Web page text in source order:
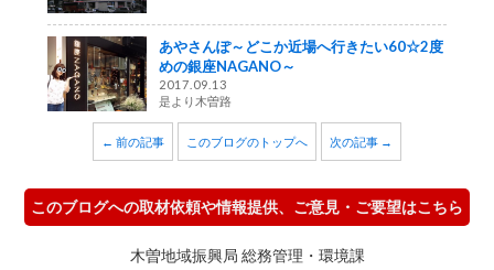
あやさんぽ～どこか近場へ行きたい60☆2度
めの銀座NAGANO～
2017.09.13
是より木曽路
← 前の記事 このブログのトップへ 次の記事 →
このブログへの取材依頼や情報提供、ご意見・ご要望はこちら
木曽地域振興局 総務管理・環境課